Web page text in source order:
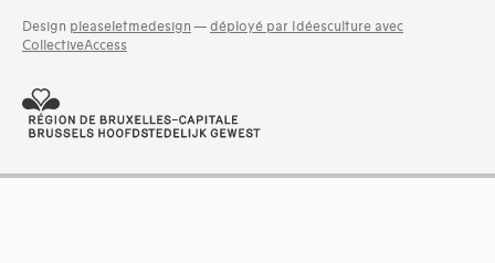
Design pleaseletmedesign — déployé par Idéesculture avec
CollectiveAccess